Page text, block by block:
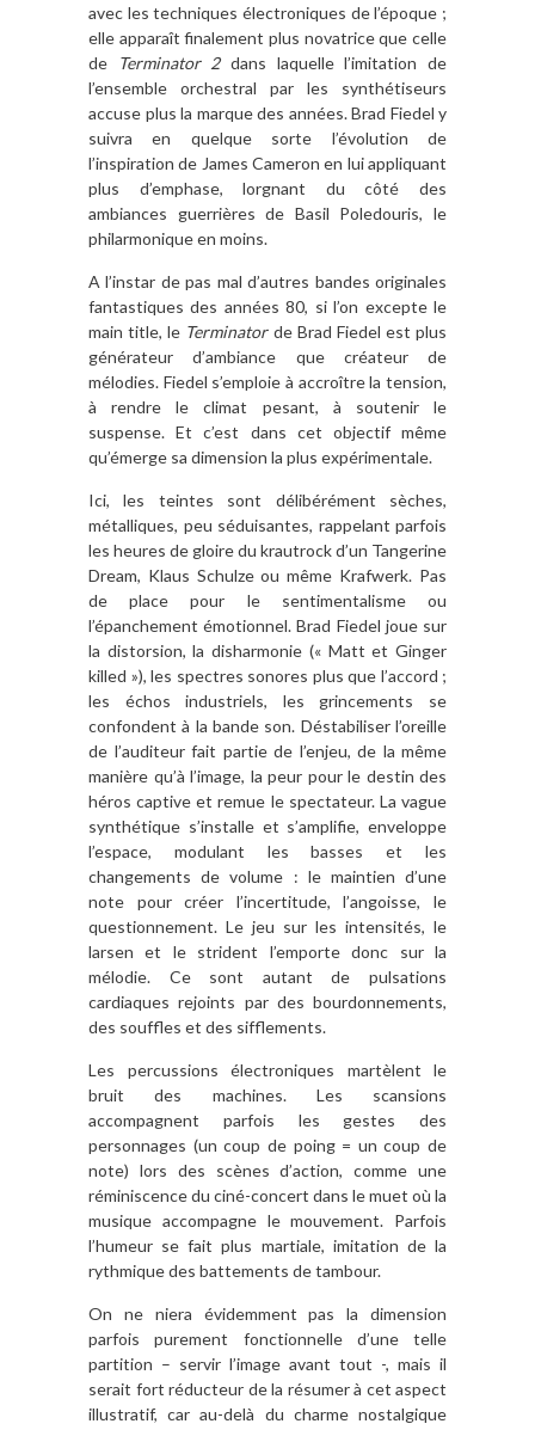
avec les techniques électroniques de l’époque ;
elle apparaît finalement plus novatrice que celle
de
Terminator 2dans laquelle l’imitation de
l’ensemble orchestral par les synthétiseurs
accuse plus la marque des années. Brad Fiedel y
suivra en quelque sorte l’évolution de
l’inspiration de James Cameron en lui appliquant
plus d’emphase, lorgnant du côté des
ambiances guerrières de Basil Poledouris, le
philarmonique en moins.
A l’instar de pas mal d’autres bandes originales
fantastiques des années 80, si l’on excepte le
main title, le Terminator de Brad Fiedel est plus
générateur d’ambiance que créateur de
mélodies. Fiedel s’emploie à accroître la tension,
à rendre le climat pesant, à soutenir le
suspense. Et c’est dans cet objectif même
qu’émerge sa dimension la plus expérimentale.
Ici, les teintes sont délibérément sèches,
métalliques, peu séduisantes, rappelant parfois
les heures de gloire du krautrock d’un Tangerine
Dream, Klaus Schulze ou même Krafwerk. Pas
de place pour le sentimentalisme ou
l’épanchement émotionnel. Brad Fiedel joue sur
la distorsion, la disharmonie (« Matt et Ginger
killed »), les spectres sonores plus que l’accord ;
les échos industriels, les grincements se
confondent à la bande son. Déstabiliser l’oreille
de l’auditeur fait partie de l’enjeu, de la même
manière qu’à l’image, la peur pour le destin des
héros captive et remue le spectateur. La vague
synthétique s’installe et s’amplifie, enveloppe
l’espace, modulant les basses et les
changements de volume : le maintien d’une
note pour créer l’incertitude, l’angoisse, le
questionnement. Le jeu sur les intensités, le
larsen et le strident l’emporte donc sur la
mélodie. Ce sont autant de pulsations
cardiaques rejoints par des bourdonnements,
des souffles et des sifflements.
Les percussions électroniques martèlent le
bruit des machines. Les scansions
accompagnent parfois les gestes des
personnages (un coup de poing = un coup de
note) lors des scènes d’action, comme une
réminiscence du ciné-concert dans le muet où la
musique accompagne le mouvement. Parfois
l’humeur se fait plus martiale, imitation de la
rythmique des battements de tambour.
On ne niera évidemment pas la dimension
parfois purement fonctionnelle d’une telle
partition – servir l’image avant tout -, mais il
serait fort réducteur de la résumer à cet aspect
illustratif, car au-delà du charme nostalgique